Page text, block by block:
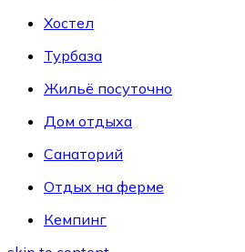
Хостел
Турбаза
Жильё посуточно
Дом отдыха
Санаторий
Отдых на ферме
Кемпинг